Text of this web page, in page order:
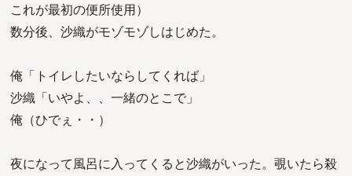
これが最初の便所使用）
数分後、沙織がモゾモゾしはじめた。
俺「トイレしたいならしてくれば」
沙織「いやよ、、一緒のとこで」
俺（ひでぇ・・）
夜になって風呂に入ってくると沙織がいった。覗いたら殺